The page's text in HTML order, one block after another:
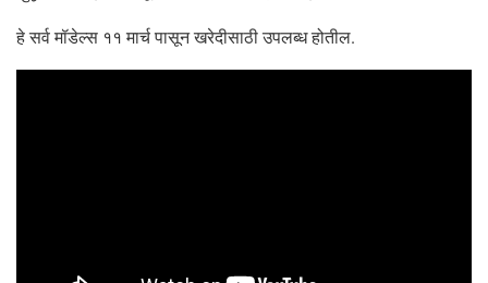
हे सर्व मॉडेल्स ११ मार्च पासून खरेदीसाठी उपलब्ध होतील.